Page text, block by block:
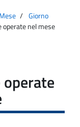
Mese
Giorno
nel mese